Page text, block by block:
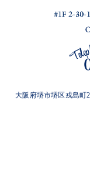
大阪府堺市堺区戎島町